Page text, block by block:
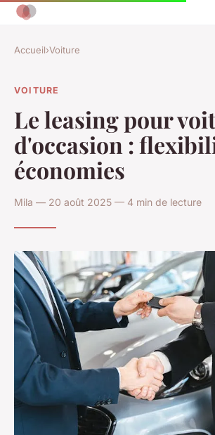
Accueil›Voiture
VOITURE
Le leasing pour
d'occasion :
économies
Mila — 20 août 2025 — 4 min de lecture